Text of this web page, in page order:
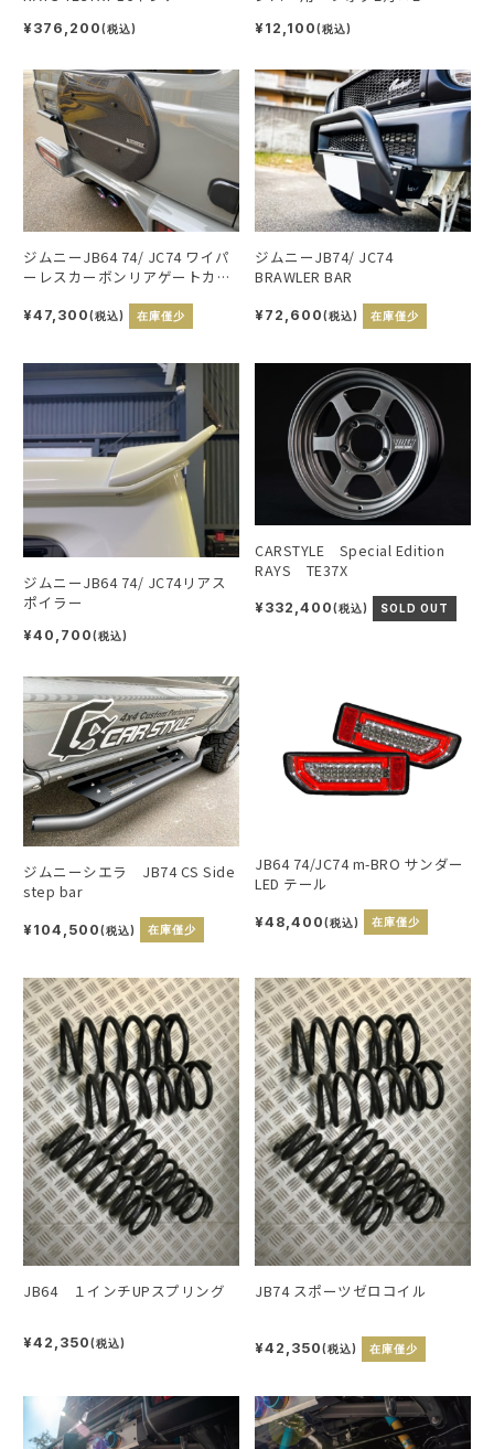
メタル
¥376,200(税込) ¥12,100(税込)
ジムニーJB64 74/ JC74 ワイパ
ーレスカーボンリアゲートカバ
¥47,300(税込) 在庫僅少
ジムニーJB74/ JC74
BRAWLER BAR
¥72,600(税込) 在庫僅少
ジムニーJB64 74/ JC74リアス
ポイラー
¥40,700(税込)
CARSTYLE Special Edition
RAYS TE37X
¥332,400(税込) SOLD OUT
ジムニーシエラ JB74 CS Side
step bar
¥104,500(税込) 在庫僅少
JB64 74/JC74 m-BRO サンダー
LED テール
¥48,400(税込) 在庫僅少
JB64 １インチUPスプリング
¥42,350(税込)
JB74 スポーツゼロコイル
¥42,350(税込) 在庫僅少